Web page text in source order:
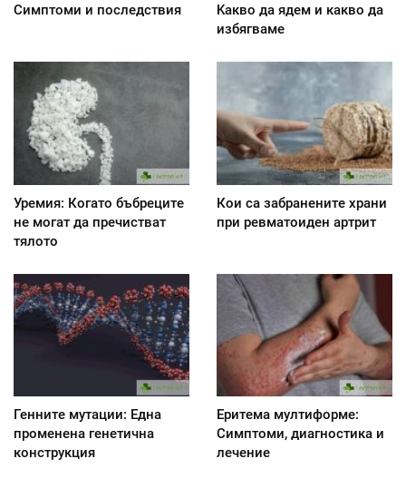
Симптоми и последствия
Kакво да ядем и какво да
избягваме
Уремия: Когато бъбреците
не могат да пречистват
тялото
Кои са забранените храни
при ревматоиден артрит
Генните мутации: Една
променена генетична
конструкция
Еритема мултиформе:
Симптоми, диагностика и
лечение